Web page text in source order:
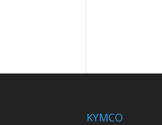
KYMCO